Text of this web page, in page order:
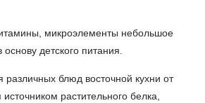
микроэлементы небольшое
детского питания.
различных блюд восточной кухни от
растительного белка,